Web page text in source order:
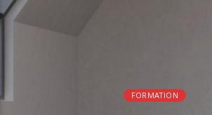
FORMATION